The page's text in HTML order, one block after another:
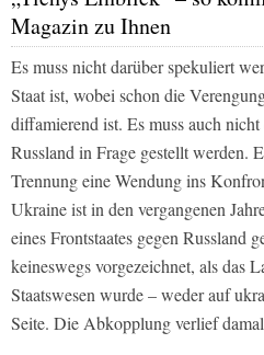
Magazin zu Ihnen
Es muss nicht darüber spekuliert
Staat ist, wobei schon die
diffamierend ist. Es muss auch
Russland in Frage gestellt werden.
Trennung eine Wendung ins
Ukraine ist in den vergangenen
eines Frontstaates gegen Russland
keineswegs vorgezeichnet, als das
Staatswesen wurde – weder auf
Seite. Die Abkopplung verlief